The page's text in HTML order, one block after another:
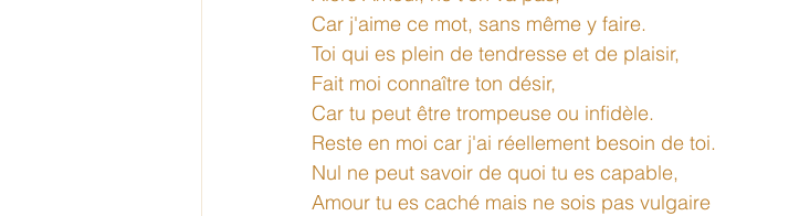
Car j'aime ce mot, sans même y faire.
Toi qui es plein de tendresse et de plaisir,
Fait moi connaître ton désir,
Car tu peut être trompeuse ou infidèle.
Reste en moi car j'ai réellement besoin de toi.
Nul ne peut savoir de quoi tu es capable,
Amour tu es caché mais ne sois pas vulgaire